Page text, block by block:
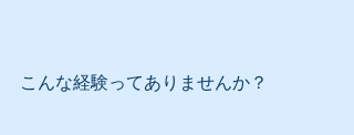
こんな経験ってありませんか？